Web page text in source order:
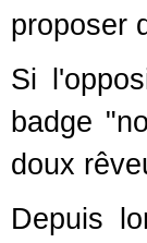
proposer
Si
badge
doux
Depuis